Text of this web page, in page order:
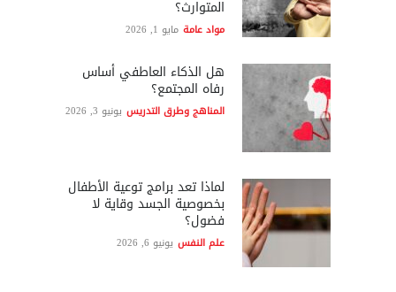
المتوارث؟
مواد عامة مايو 1, 2026
هل الذكاء العاطفي أساس
رفاه المجتمع؟
المناهج وطرق التدريس يونيو 3, 2026
لماذا تعد برامج توعية الأطفال
بخصوصية الجسد وقاية لا
فضول؟
علم النفس يونيو 6, 2026